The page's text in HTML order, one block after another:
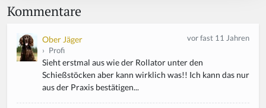
Kommentare
Ober Jäger
› Profi
vor fast 11 Jahren
Sieht erstmal aus wie der Rollator unter den
Schießstöcken aber kann wirklich was!! Ich kann das nur
aus der Praxis bestätigen...